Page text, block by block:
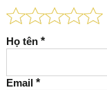
Họ tên *
Email *